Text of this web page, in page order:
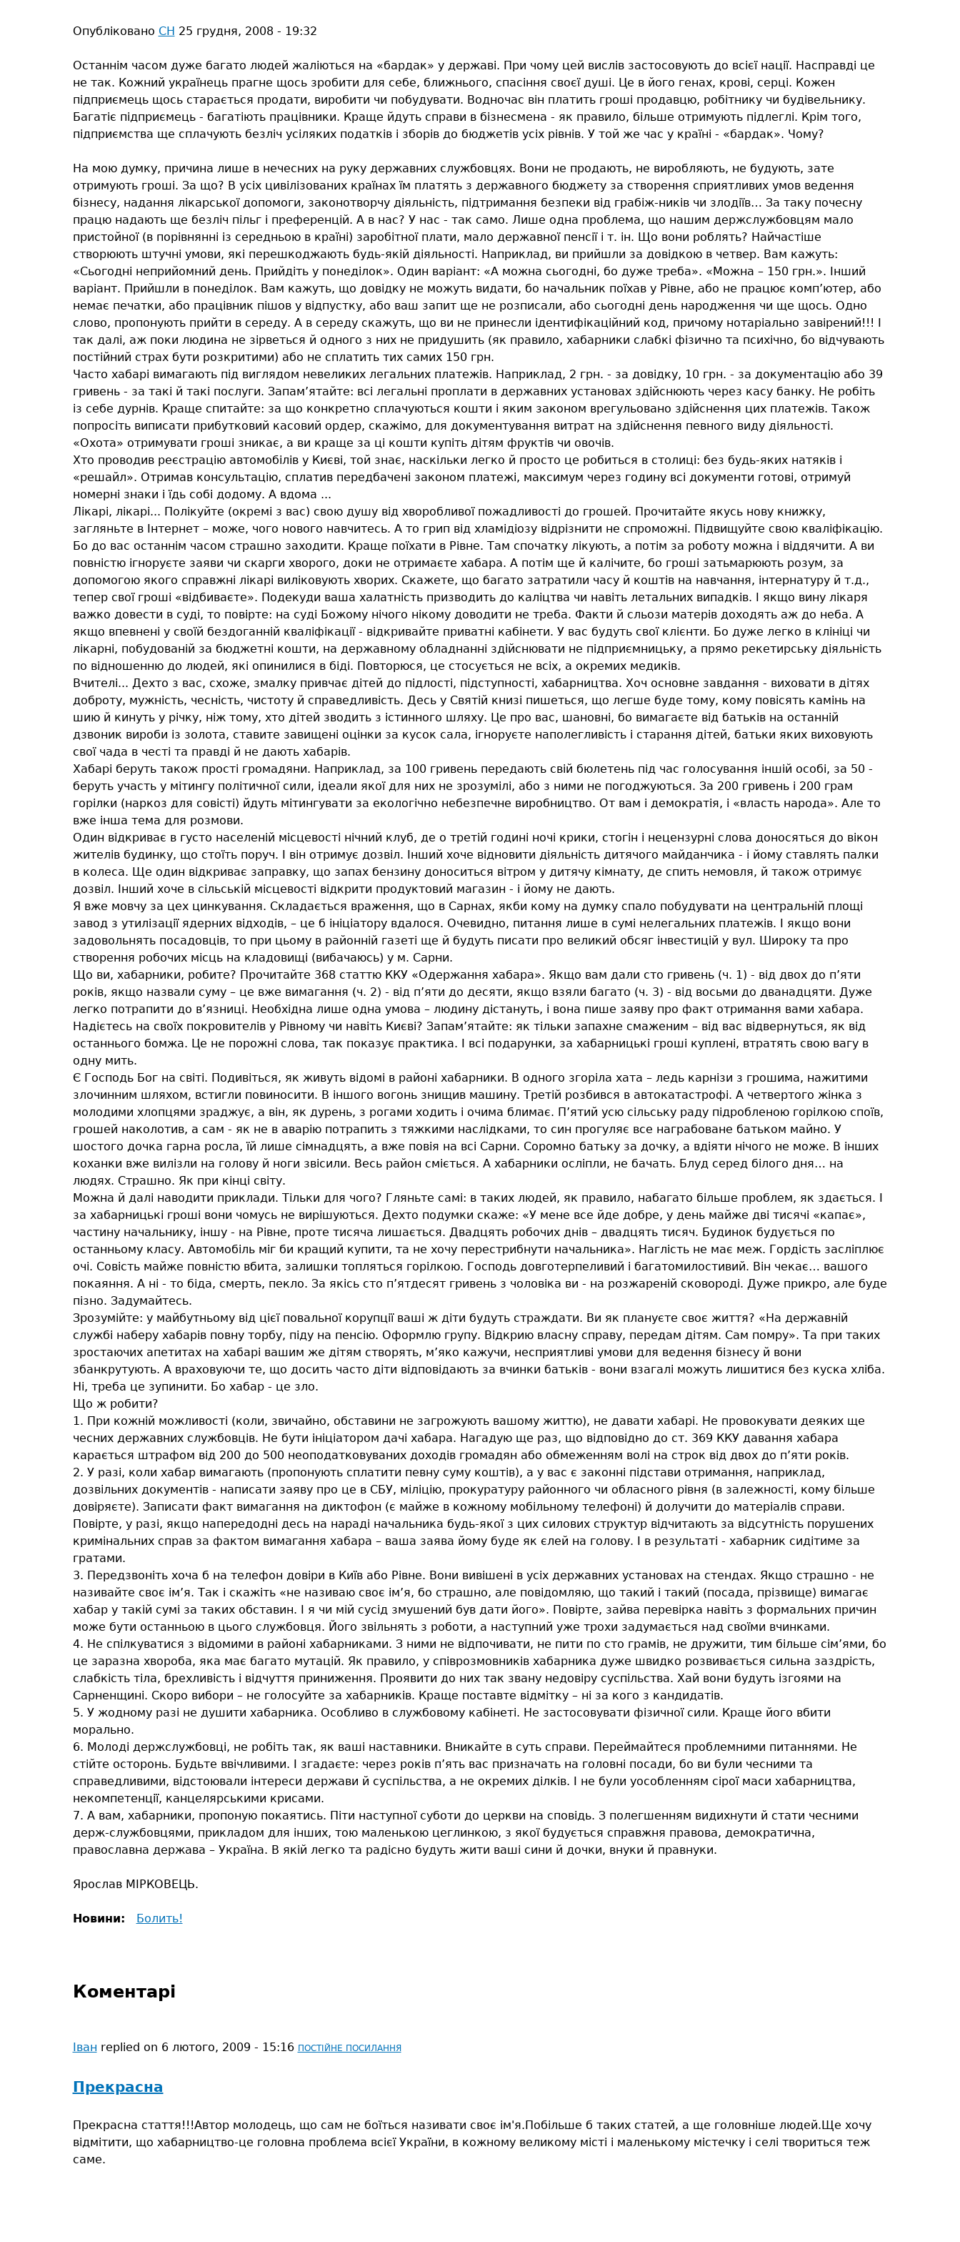
Опубліковано СН 25 грудня, 2008 - 19:32
Останнім часом дуже багато людей жаліються на «бардак» у державі. При чому цей вислів застосовують до всієї нації. Насправді це
не так. Кожний українець прагне щось зробити для себе, ближнього, спасіння своєї душі. Це в його генах, крові, серці. Кожен
підприємець щось старається продати, виробити чи побудувати. Водночас він платить гроші продавцю, робітнику чи будівельнику.
Багатіє підприємець - багатіють працівники. Краще йдуть справи в бізнесмена - як правило, більше отримують підлеглі. Крім того,
підприємства ще сплачують безліч усіляких податків і зборів до бюджетів усіх рівнів. У той же час у країні - «бардак». Чому?
На мою думку, причина лише в нечесних на руку державних службовцях. Вони не продають, не виробляють, не будують, зате
отримують гроші. За що? В усіх цивілізованих країнах їм платять з державного бюджету за створення сприятливих умов ведення
бізнесу, надання лікарської допомоги, законотворчу діяльність, підтримання безпеки від грабіж-ників чи злодіїв… За таку почесну
працю надають ще безліч пільг і преференцій. А в нас? У нас - так само. Лише одна проблема, що нашим держслужбовцям мало
пристойної (в порівнянні із середньою в країні) заробітної плати, мало державної пенсії і т. ін. Що вони роблять? Найчастіше
створюють штучні умови, які перешкоджають будь-якій діяльності. Наприклад, ви прийшли за довідкою в четвер. Вам кажуть:
«Сьогодні неприйомний день. Прийдіть у понеділок». Один варіант: «А можна сьогодні, бо дуже треба». «Можна – 150 грн.». Інший
варіант. Прийшли в понеділок. Вам кажуть, що довідку не можуть видати, бо начальник поїхав у Рівне, або не працює комп’ютер, або
немає печатки, або працівник пішов у відпустку, або ваш запит ще не розписали, або сьогодні день народження чи ще щось. Одно
слово, пропонують прийти в середу. А в середу скажуть, що ви не принесли ідентифікаційний код, причому нотаріально завірений!!! І
так далі, аж поки людина не зірветься й одного з них не придушить (як правило, хабарники слабкі фізично та психічно, бо відчувають
постійний страх бути розкритими) або не сплатить тих самих 150 грн.
Часто хабарі вимагають під виглядом невеликих легальних платежів. Наприклад, 2 грн. - за довідку, 10 грн. - за документацію або 39
гривень - за такі й такі послуги. Запам’ятайте: всі легальні проплати в державних установах здійснюють через касу банку. Не робіть
із себе дурнів. Краще спитайте: за що конкретно сплачуються кошти і яким законом врегульовано здійснення цих платежів. Також
попросіть виписати прибутковий касовий ордер, скажімо, для документування витрат на здійснення певного виду діяльності.
«Охота» отримувати гроші зникає, а ви краще за ці кошти купіть дітям фруктів чи овочів.
Хто проводив реєстрацію автомобілів у Києві, той знає, наскільки легко й просто це робиться в столиці: без будь-яких натяків і
«решайл». Отримав консультацію, сплатив передбачені законом платежі, максимум через годину всі документи готові, отримуй
номерні знаки і їдь собі додому. А вдома ...
Лікарі, лікарі... Полікуйте (окремі з вас) свою душу від хворобливої пожадливості до грошей. Прочитайте якусь нову книжку,
загляньте в Інтернет – може, чого нового навчитесь. А то грип від хламідіозу відрізнити не спроможні. Підвищуйте свою кваліфікацію.
Бо до вас останнім часом страшно заходити. Краще поїхати в Рівне. Там спочатку лікують, а потім за роботу можна і віддячити. А ви
повністю ігноруєте заяви чи скарги хворого, доки не отримаєте хабара. А потім ще й калічите, бо гроші затьмарюють розум, за
допомогою якого справжні лікарі виліковують хворих. Скажете, що багато затратили часу й коштів на навчання, інтернатуру й т.д.,
тепер свої гроші «відбиваєте». Подекуди ваша халатність призводить до каліцтва чи навіть летальних випадків. І якщо вину лікаря
важко довести в суді, то повірте: на суді Божому нічого нікому доводити не треба. Факти й сльози матерів доходять аж до неба. А
якщо впевнені у своїй бездоганній кваліфікації - відкривайте приватні кабінети. У вас будуть свої клієнти. Бо дуже легко в клініці чи
лікарні, побудованій за бюджетні кошти, на державному обладнанні здійснювати не підприємницьку, а прямо рекетирську діяльність
по відношенню до людей, які опинилися в біді. Повторюся, це стосується не всіх, а окремих медиків.
Вчителі... Дехто з вас, схоже, змалку привчає дітей до підлості, підступності, хабарництва. Хоч основне завдання - виховати в дітях
доброту, мужність, чесність, чистоту й справедливість. Десь у Святій книзі пишеться, що легше буде тому, кому повісять камінь на
шию й кинуть у річку, ніж тому, хто дітей зводить з істинного шляху. Це про вас, шановні, бо вимагаєте від батьків на останній
дзвоник вироби із золота, ставите завищені оцінки за кусок сала, ігноруєте наполегливість і старання дітей, батьки яких виховують
свої чада в честі та правді й не дають хабарів.
Хабарі беруть також прості громадяни. Наприклад, за 100 гривень передають свій бюлетень під час голосування іншій особі, за 50 -
беруть участь у мітингу політичної сили, ідеали якої для них не зрозумілі, або з ними не погоджуються. За 200 гривень і 200 грам
горілки (наркоз для совісті) йдуть мітингувати за екологічно небезпечне виробництво. От вам і демократія, і «власть народа». Але то
вже інша тема для розмови.
Один відкриває в густо населеній місцевості нічний клуб, де о третій годині ночі крики, стогін і нецензурні слова доносяться до вікон
жителів будинку, що стоїть поруч. І він отримує дозвіл. Інший хоче відновити діяльність дитячого майданчика - і йому ставлять палки
в колеса. Ще один відкриває заправку, що запах бензину доноситься вітром у дитячу кімнату, де спить немовля, й також отримує
дозвіл. Інший хоче в сільській місцевості відкрити продуктовий магазин - і йому не дають.
Я вже мовчу за цех цинкування. Складається враження, що в Сарнах, якби кому на думку спало побудувати на центральній площі
завод з утилізації ядерних відходів, – це б ініціатору вдалося. Очевидно, питання лише в сумі нелегальних платежів. І якщо вони
задовольнять посадовців, то при цьому в районній газеті ще й будуть писати про великий обсяг інвестицій у вул. Широку та про
створення робочих місць на кладовищі (вибачаюсь) у м. Сарни.
Що ви, хабарники, робите? Прочитайте 368 статтю ККУ «Одержання хабара». Якщо вам дали сто гривень (ч. 1) - від двох до п’яти
років, якщо назвали суму – це вже вимагання (ч. 2) - від п’яти до десяти, якщо взяли багато (ч. 3) - від восьми до дванадцяти. Дуже
легко потрапити до в’язниці. Необхідна лише одна умова – людину дістануть, і вона пише заяву про факт отримання вами хабара.
Надієтесь на своїх покровителів у Рівному чи навіть Києві? Запам’ятайте: як тільки запахне смаженим – від вас відвернуться, як від
останнього бомжа. Це не порожні слова, так показує практика. І всі подарунки, за хабарницькі гроші куплені, втратять свою вагу в
одну мить.
Є Господь Бог на світі. Подивіться, як живуть відомі в районі хабарники. В одного згоріла хата – ледь карнізи з грошима, нажитими
злочинним шляхом, встигли повиносити. В іншого вогонь знищив машину. Третій розбився в автокатастрофі. А четвертого жінка з
молодими хлопцями зраджує, а він, як дурень, з рогами ходить і очима блимає. П’ятий усю сільську раду підробленою горілкою споїв,
грошей наколотив, а сам - як не в аварію потрапить з тяжкими наслідками, то син прогуляє все награбоване батьком майно. У
шостого дочка гарна росла, їй лише сімнадцять, а вже повія на всі Сарни. Соромно батьку за дочку, а вдіяти нічого не може. В інших
коханки вже вилізли на голову й ноги звісили. Весь район сміється. А хабарники осліпли, не бачать. Блуд серед білого дня… на
людях. Страшно. Як при кінці світу.
Можна й далі наводити приклади. Тільки для чого? Гляньте самі: в таких людей, як правило, набагато більше проблем, як здається. І
за хабарницькі гроші вони чомусь не вирішуються. Дехто подумки скаже: «У мене все йде добре, у день майже дві тисячі «капає»,
частину начальнику, іншу - на Рівне, проте тисяча лишається. Двадцять робочих днів – двадцять тисяч. Будинок будується по
останньому класу. Автомобіль міг би кращий купити, та не хочу перестрибнути начальника». Наглість не має меж. Гордість засліплює
очі. Совість майже повністю вбита, залишки топляться горілкою. Господь довготерпеливий і багатомилостивий. Він чекає… вашого
покаяння. А ні - то біда, смерть, пекло. За якісь сто п’ятдесят гривень з чоловіка ви - на розжареній сковороді. Дуже прикро, але буде
пізно. Задумайтесь.
Зрозумійте: у майбутньому від цієї повальної корупції ваші ж діти будуть страждати. Ви як плануєте своє життя? «На державній
службі наберу хабарів повну торбу, піду на пенсію. Оформлю групу. Відкрию власну справу, передам дітям. Сам помру». Та при таких
зростаючих апетитах на хабарі вашим же дітям створять, м’яко кажучи, несприятливі умови для ведення бізнесу й вони
збанкрутують. А враховуючи те, що досить часто діти відповідають за вчинки батьків - вони взагалі можуть лишитися без куска хліба.
Ні, треба це зупинити. Бо хабар - це зло.
Що ж робити?
1. При кожній можливості (коли, звичайно, обставини не загрожують вашому життю), не давати хабарі. Не провокувати деяких ще
чесних державних службовців. Не бути ініціатором дачі хабара. Нагадую ще раз, що відповідно до ст. 369 ККУ давання хабара
карається штрафом від 200 до 500 неоподатковуваних доходів громадян або обмеженням волі на строк від двох до п’яти років.
2. У разі, коли хабар вимагають (пропонують сплатити певну суму коштів), а у вас є законні підстави отримання, наприклад,
дозвільних документів - написати заяву про це в СБУ, міліцію, прокуратуру районного чи обласного рівня (в залежності, кому більше
довіряєте). Записати факт вимагання на диктофон (є майже в кожному мобільному телефоні) й долучити до матеріалів справи.
Повірте, у разі, якщо напередодні десь на нараді начальника будь-якої з цих силових структур відчитають за відсутність порушених
кримінальних справ за фактом вимагання хабара – ваша заява йому буде як єлей на голову. І в результаті - хабарник сидітиме за
гратами.
3. Передзвоніть хоча б на телефон довіри в Київ або Рівне. Вони вивішені в усіх державних установах на стендах. Якщо страшно - не
називайте своє ім’я. Так і скажіть «не називаю своє ім’я, бо страшно, але повідомляю, що такий і такий (посада, прізвище) вимагає
хабар у такій сумі за таких обставин. І я чи мій сусід змушений був дати його». Повірте, зайва перевірка навіть з формальних причин
може бути останньою в цього службовця. Його звільнять з роботи, а наступний уже трохи задумається над своїми вчинками.
4. Не спілкуватися з відомими в районі хабарниками. З ними не відпочивати, не пити по сто грамів, не дружити, тим більше сім’ями, бо
це заразна хвороба, яка має багато мутацій. Як правило, у співрозмовників хабарника дуже швидко розвивається сильна заздрість,
слабкість тіла, брехливість і відчуття приниження. Проявити до них так звану недовіру суспільства. Хай вони будуть ізгоями на
Сарненщині. Скоро вибори – не голосуйте за хабарників. Краще поставте відмітку – ні за кого з кандидатів.
5. У жодному разі не душити хабарника. Особливо в службовому кабінеті. Не застосовувати фізичної сили. Краще його вбити
морально.
6. Молоді держслужбовці, не робіть так, як ваші наставники. Вникайте в суть справи. Переймайтеся проблемними питаннями. Не
стійте осторонь. Будьте ввічливими. І згадаєте: через років п’ять вас призначать на головні посади, бо ви були чесними та
справедливими, відстоювали інтереси держави й суспільства, а не окремих ділків. І не були уособленням сірої маси хабарництва,
некомпетенції, канцелярськими крисами.
7. А вам, хабарники, пропоную покаятись. Піти наступної суботи до церкви на сповідь. З полегшенням видихнути й стати чесними
держ-службовцями, прикладом для інших, тою маленькою цеглинкою, з якої будується справжня правова, демократична,
православна держава – Україна. В якій легко та радісно будуть жити ваші сини й дочки, внуки й правнуки.
Ярослав МІРКОВЕЦЬ.
Новини: Болить!
Коментарі
Іван replied on 6 лютого, 2009 - 15:16 ПОСТІЙНЕ ПОСИЛАННЯ
Прекрасна
Прекрасна стаття!!!Автор молодець, що сам не боїться називати своє ім'я.Побільше б таких статей, а ще головніше людей.Ще хочу
відмітити, що хабарництво-це головна проблема всієї України, в кожному великому місті і маленькому містечку і селі творитьcя теж
саме.